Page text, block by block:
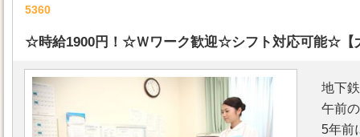
5360
☆時給1900円！☆Ｗワーク歓迎☆シフト対応可能☆【
地下
午前
5年前